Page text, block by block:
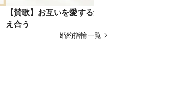
【賛歌】お互いを愛する気持ちを讃
え合う
婚約指輪一覧